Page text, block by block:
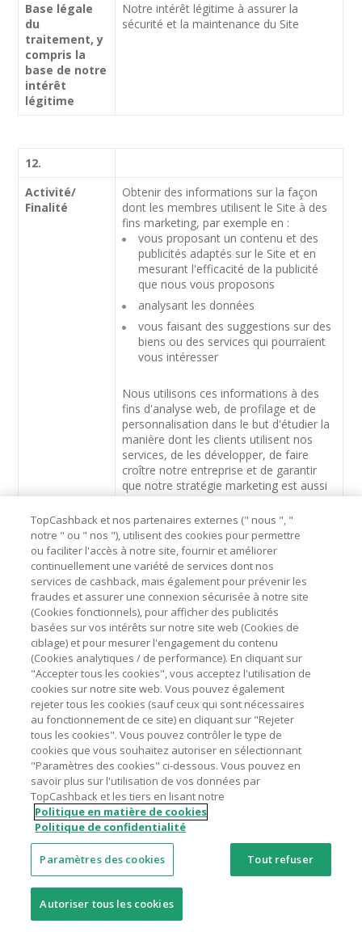
Base légale
du
traitement, y
compris la
base de notre
intérêt
légitime
Notre intérêt légitime à assurer la
sécurité et la maintenance du Site
12.
Activité/
Finalité
Obtenir des informations sur la façon
dont les membres utilisent le Site à des
fins marketing, par exemple en :
vous proposant un contenu et des
publicités adaptés sur le Site et en
mesurant l'efficacité de la publicité
que nous vous proposons
analysant les données
vous faisant des suggestions sur des
biens ou des services qui pourraient
vous intéresser
Nous utilisons ces informations à des
fins d'analyse web, de profilage et de
personnalisation dans le but d'étudier la
manière dont les clients utilisent nos
services, de les développer, de faire
croître notre entreprise et de garantir
que notre stratégie marketing est aussi
pertinente et précise que possible.
Type de
données
(a) Données d’identité
(b) Données de contact
(c) Données de profil
(d) Données d’utilisation
(e) Données de marketing et de
communication
(f) Données techniques
Base légale
du
traitement, y
compris la
base de notre
intérêt
légitime
Notre intérêt légitime à mener des
activités de marketing afin de fournir une
expérience optimale à nos membres sur
le Site.
Activité/
Encourager et faciliter les évaluations du
TopCashback et nos partenaires externes (" nous ", "
notre " ou " nos "), utilisent des cookies pour permettre
ou faciliter l'accès à notre site, fournir et améliorer
continuellement une variété de services dont nos
services de cashback, mais également pour prévenir les
fraudes et assurer une connexion sécurisée à notre site
(Cookies fonctionnels), pour afficher des publicités
basées sur vos intérêts sur notre site web (Cookies de
ciblage) et pour mesurer l'engagement du contenu
(Cookies analytiques / de performance). En cliquant sur
"Accepter tous les cookies", vous acceptez l'utilisation de
cookies sur notre site web. Vous pouvez également
rejeter tous les cookies (sauf ceux qui sont nécessaires
au fonctionnement de ce site) en cliquant sur "Rejeter
tous les cookies". Vous pouvez contrôler le type de
cookies que vous souhaitez autoriser en sélectionnant
"Paramètres des cookies" ci-dessous. Vous pouvez en
savoir plus sur l'utilisation de vos données par
TopCashback et les tiers en lisant notre
Politique en matière de cookies
Politique de confidentialité
Paramètres des cookies Tout refuser
Autoriser tous les cookies